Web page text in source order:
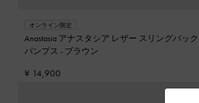
オンライン限定
Anastasia アナスタシア レザー スリングバック
パンプス - ブラウン
¥ 14,900